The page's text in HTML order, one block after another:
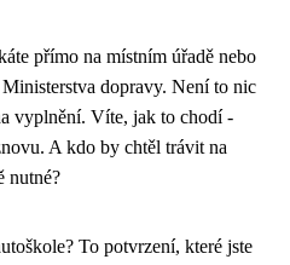
přímo na místním úřadě nebo
dopravy. Není to nic
vyplnění. Víte, jak to chodí -
A kdo by chtěl trávit na
nutné?
To potvrzení, které jste